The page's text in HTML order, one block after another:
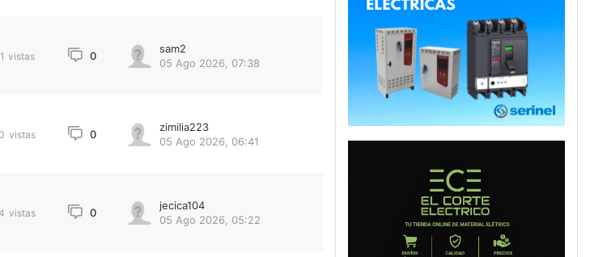
vistas 0
sam2
05 Ago 2026, 07:38
vistas 0
zimilia223
05 Ago 2026, 06:41
vistas 0
jecica104
05 Ago 2026, 05:22